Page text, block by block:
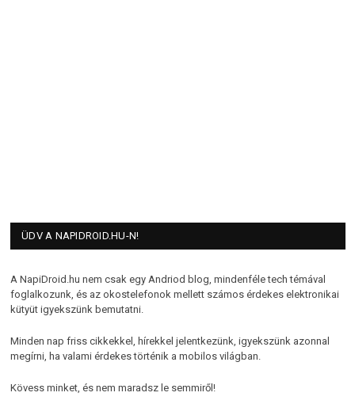
ÜDV A NAPIDROID.HU-N!
A NapiDroid.hu nem csak egy Andriod blog, mindenféle tech témával
foglalkozunk, és az okostelefonok mellett számos érdekes elektronikai
kütyüt igyekszünk bemutatni.
Minden nap friss cikkekkel, hírekkel jelentkezünk, igyekszünk azonnal
megírni, ha valami érdekes történik a mobilos világban.
Kövess minket, és nem maradsz le semmiről!